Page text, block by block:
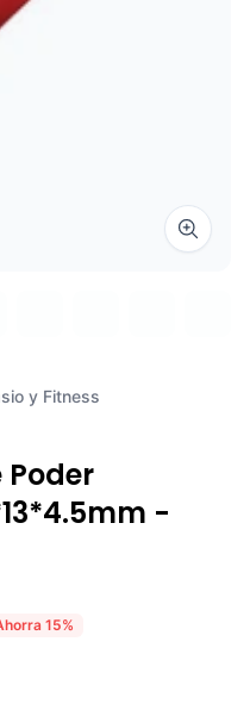
Zoom
y Fitness
-
15%